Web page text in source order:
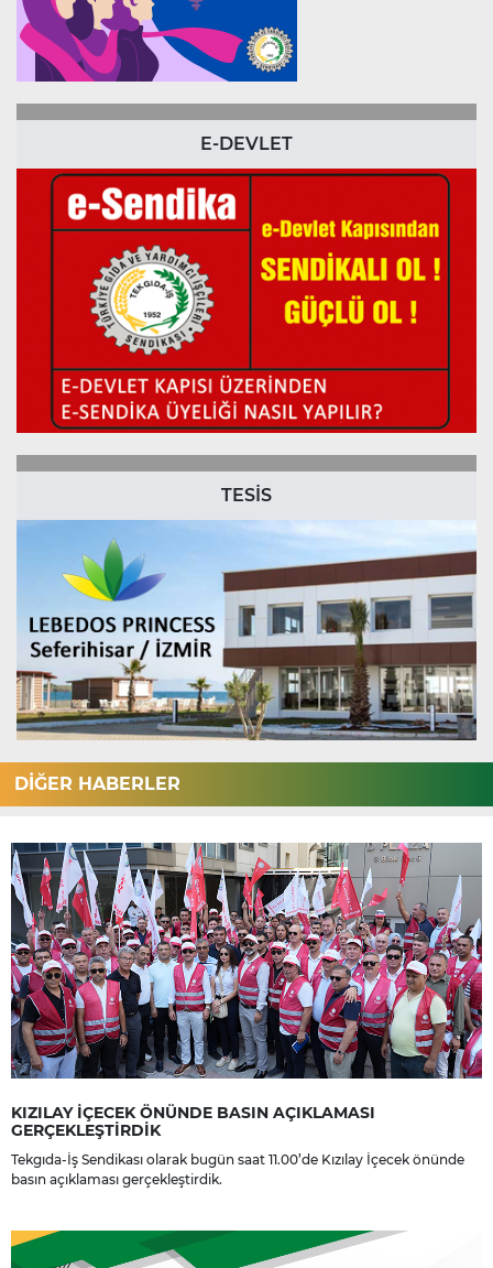
E-DEVLET
TESİS
DİĞER HABERLER
KIZILAY İÇECEK ÖNÜNDE BASIN AÇIKLAMASI
GERÇEKLEŞTİRDİK
Tekgıda-İş Sendikası olarak bugün saat 11.00’de Kızılay İçecek önünde
basın açıklaması gerçekleştirdik.